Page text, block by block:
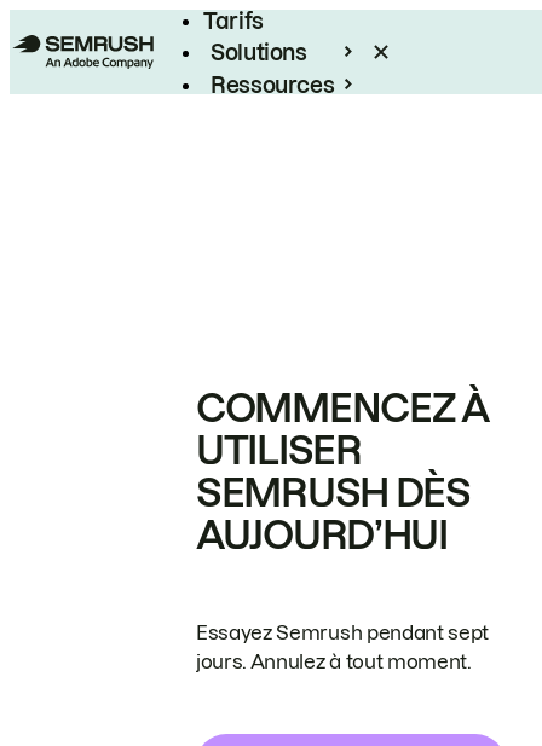
Tarifs
Solutions
Ressources
COMMENCEZ À
UTILISER
SEMRUSH DÈS
AUJOURD’HUI
Essayez Semrush pendant sept
jours. Annulez à tout moment.